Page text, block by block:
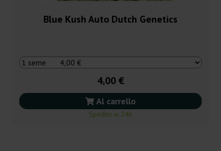
Blue Kush Auto Dutch Genetics
4,00 €
Al carrello
Spedito in 24h